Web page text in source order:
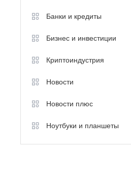
Банки и кредиты
Бизнес и инвестиции
Криптоиндустрия
Новости
Новости плюс
Ноутбуки и планшеты